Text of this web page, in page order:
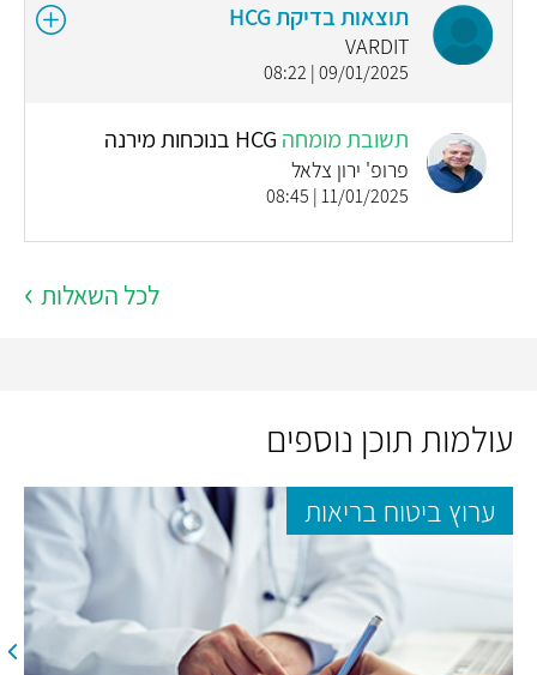
תוצאות בדיקת HCG
VARDIT
09/01/2025 | 08:22
תשובת מומחה HCG בנוכחות מירנה
פרופ' ירון צלאל
11/01/2025 | 08:45
לכל השאלות
עולמות תוכן נוספים
ערוץ ביטוח בריאות